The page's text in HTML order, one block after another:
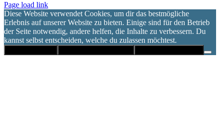
Page load link
Diese Website verwendet Cookies, um dir das bestmögliche
Erlebnis auf unserer Website zu bieten. Einige sind für den Betrieb
der Seite notwendig, andere helfen, die Inhalte zu verbessern. Du
kannst selbst entscheiden, welche du zulassen möchtest.